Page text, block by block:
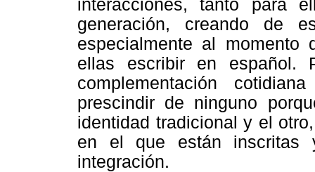
interacciones, tanto para
generación, creando de
especialmente al
ellas escribir en
complementación
prescindir de ninguno
identidad tradicional y el
en el que están inscritas
integración.